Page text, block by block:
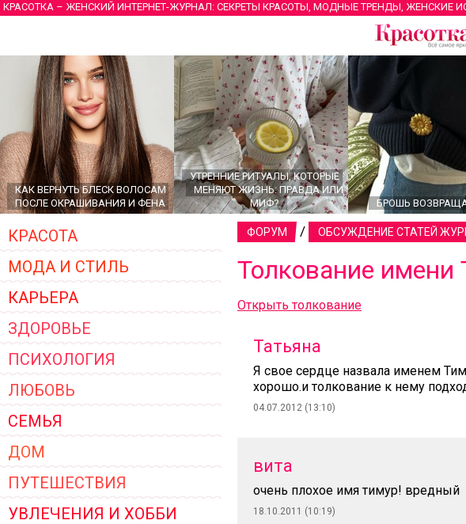
КРАСОТКА – ЖЕНСКИЙ ИНТЕРНЕТ-ЖУРНАЛ: СЕКРЕТЫ КРАСОТЫ, МОДНЫЕ ТРЕНДЫ, ЖЕНСКИЕ
КАК ВЕРНУТЬ БЛЕСК ВОЛОСАМ
ПОСЛЕ ОКРАШИВАНИЯ И ФЕНА
УТРЕННИЕ РИТУАЛЫ, КОТОРЫЕ
МЕНЯЮТ ЖИЗНЬ: ПРАВДА ИЛИ
МИФ?
БРОШЬ
ГЛАВНЫЕ ТРЕНДЫ ВЕРХНЕЙ
ЖЕНСКОЙ ОДЕЖДЫ 2026
КРАСОТА
МОДА И СТИЛЬ
КАРЬЕРА
ЗДОРОВЬЕ
ПСИХОЛОГИЯ
ЛЮБОВЬ
СЕМЬЯ
ДОМ
ПУТЕШЕСТВИЯ
УВЛЕЧЕНИЯ И ХОББИ
ФОРУМ / ОБСУЖДЕНИЕ СТАТЕЙ
Толкование имени
Открыть толкование
Татьяна
Я свое сердце назвала именем
хорошо.и толкование к нему
04.07.2012 (13:10)
вита
очень плохое имя тимур! вредный
18.10.2011 (10:19)